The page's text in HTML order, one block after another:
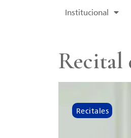
Institucional
Recital
Recitales